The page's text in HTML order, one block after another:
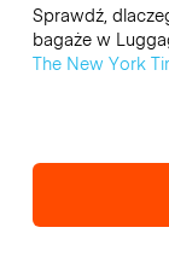
Sprawdź,
bagaże w
The New York